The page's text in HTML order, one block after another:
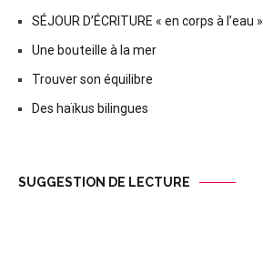
SÉJOUR D’ÉCRITURE « en corps à l’eau »
Une bouteille à la mer
Trouver son équilibre
Des haïkus bilingues
SUGGESTION DE LECTURE